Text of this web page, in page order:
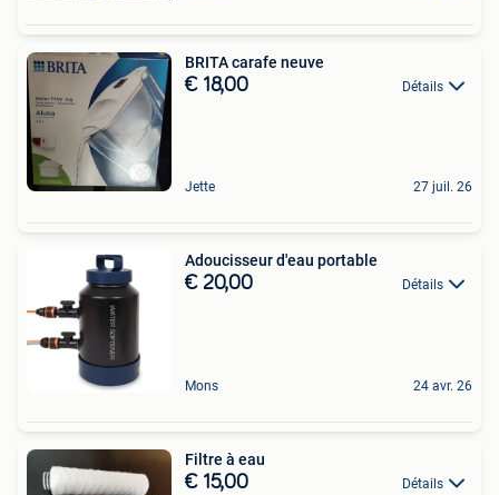
BRITA carafe neuve
€ 18,00 Détails
Jette 27 juil. 26
Adoucisseur d'eau portable
€ 20,00 Détails
Mons 24 avr. 26
Filtre à eau
€ 15,00 Détails